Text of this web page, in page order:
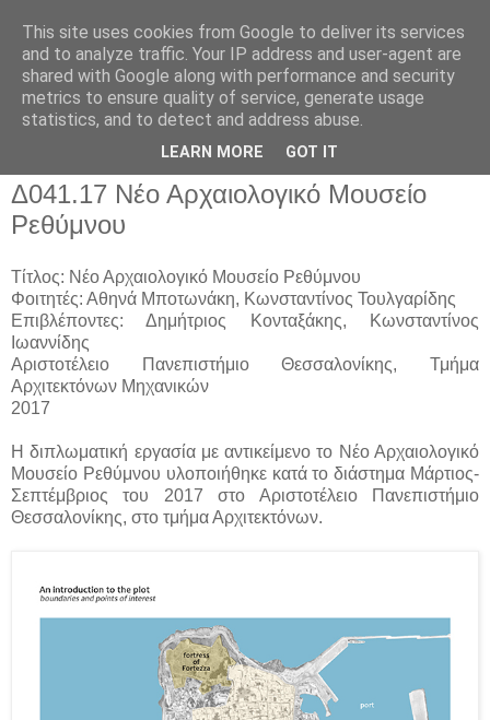
Δ041.17 Νέο Αρχαιολογικό Μουσείο
Ρεθύμνου
Τίτλος: Νέο Αρχαιολογικό Μουσείο Ρεθύμνου
Φοιτητές: Αθηνά Μποτωνάκη, Κωνσταντίνος Τουλγαρίδης
Επιβλέποντες: Δημήτριος Κονταξάκης, Κωνσταντίνος
Ιωαννίδης
Αριστοτέλειο Πανεπιστήμιο Θεσσαλονίκης, Τμήμα
Αρχιτεκτόνων Μηχανικών
2017
Η διπλωματική εργασία με αντικείμενο το Νέο Αρχαιολογικό
Μουσείο Ρεθύμνου υλοποιήθηκε κατά το διάστημα Μάρτιος-
Σεπτέμβριος του 2017 στο Αριστοτέλειο Πανεπιστήμιο
Θεσσαλονίκης, στο τμήμα Αρχιτεκτόνων.
This site uses cookies from Google to deliver its services
and to analyze traffic. Your IP address and user-agent are
shared with Google along with performance and security
metrics to ensure quality of service, generate usage
statistics, and to detect and address abuse.
LEARN MORE GOT IT